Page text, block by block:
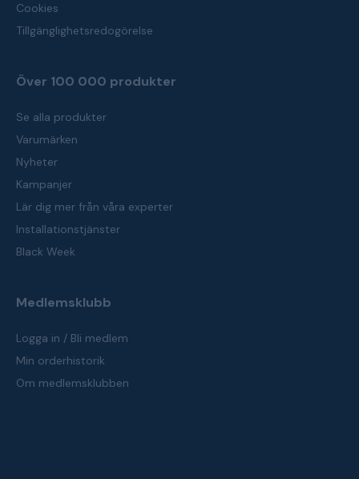
Cookies
Tillgänglighetsredogörelse
Över 100 000 produkter
Se alla produkter
Varumärken
Nyheter
Kampanjer
Lär dig mer från våra experter
Installationstjänster
Black Week
Medlemsklubb
Logga in / Bli medlem
Min orderhistorik
Om medlemsklubben